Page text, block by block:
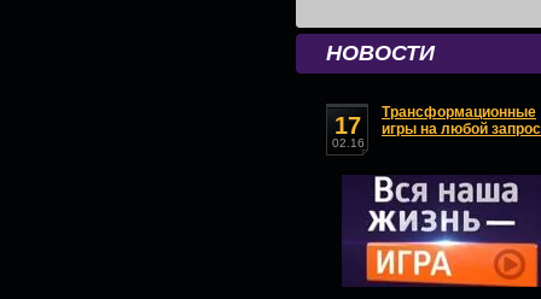
НОВОСТИ
17
02.16
Трансформационные
игры на любой